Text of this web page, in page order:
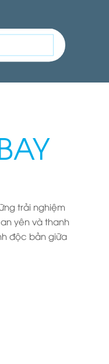
trải nghiệm
yên và thanh
độc bản giữa